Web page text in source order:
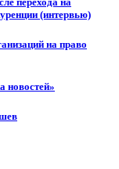
(интервью)
на право
новостей»